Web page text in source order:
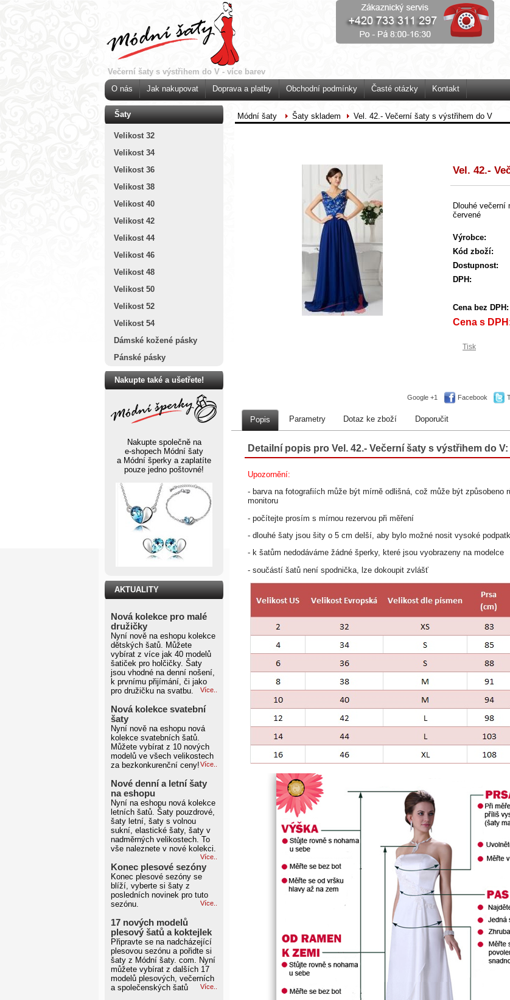
Večerní šaty s výstřihem do V - více barev
O nás Jak nakupovat Doprava a platby Obchodní podmínky Časté otázky Kontakt
Šaty
Velikost 32
Velikost 34
Velikost 36
Velikost 38
Velikost 40
Velikost 42
Velikost 44
Velikost 46
Velikost 48
Velikost 50
Velikost 52
Velikost 54
Dámské kožené pásky
Pánské pásky
Nakupte také a ušetřete!
Nakupte společně na
e-shopech Módní šaty
a Módní šperky a zaplatíte
pouze jedno poštovné!
AKTUALITY
Nová kolekce pro malé
družičky
Nyní nově na eshopu kolekce
dětských šatů. Můžete
vybírat z více jak 40 modelů
šatiček pro holčičky. Šaty
jsou vhodné na denní nošení,
k prvnímu přijímání, či jako
pro družičku na svatbu.
Více..
Nová kolekce svatební
šaty
Nyní nově na eshopu nová
kolekce svatebních šatů.
Můžete vybírat z 10 nových
modelů ve všech velikostech
za bezkonkurenční ceny!Více..
Nové denní a letní šaty
na eshopu
Nyní na eshopu nová kolekce
letních šatů. Šaty pouzdrové,
šaty letní, šaty s volnou
sukní, elastické šaty, šaty v
nadměrných velikostech. To
vše naleznete v nové kolekci.
Více..
Konec plesové sezóny
Konec plesové sezóny se
blíží, vyberte si šaty z
posledních novinek pro tuto
sezónu.
Více..
17 nových modelů
plesový šatů a koktejlek
Připravte se na nadcházející
plesovou sezónu a pořidte si
šaty z Módní šaty. com. Nyní
můžete vybírat z dalších 17
modelů plesových, večerních
a společenských šatů
Více..
Módní šaty Šaty skladem Vel. 42.- Večerní šaty s výstřihem do V
Vel. 42.-
Dlouhé večerní
červené
Výrobce:
Kód zboží:
Dostupnost:
DPH:
Cena bez DPH:
Cena s
Tisk
Google +1 Facebook
Popis Parametry Dotaz ke zboží Doporučit
Detailní popis pro Vel. 42.- Večerní šaty s výstřihem do V:
Upozornění:
- barva na fotografiích může být mírně odlišná, což může být způsobeno
monitoru
- počítejte prosím s mírnou rezervou při měření
- dlouhé šaty jsou šity o 5 cm delší, aby bylo možné nosit vysoké
- k šatům nedodáváme žádné šperky, které jsou vyobrazeny na modelce
- součástí šatů není spodnička, lze dokoupit zvlášť